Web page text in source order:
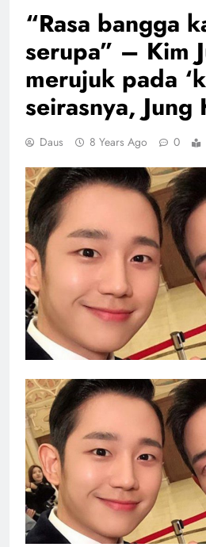
“Rasa bangga
serupa” – Kim
merujuk pada
seirasnya, Jung
Daus 8 Years Ago 0